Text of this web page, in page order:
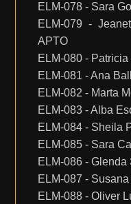
ELM-078 - Sara
ELM-079 -
APTO
ELM-080 -
ELM-081 - Ana
ELM-082 - Marta
ELM-083 - Alba
ELM-084 - Sheila
ELM-085 - Sara
ELM-086 -
ELM-087 -
ELM-088 - Oliver